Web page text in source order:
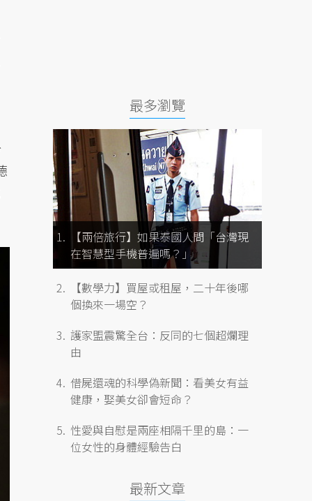
最多瀏覽
【兩倍旅行】如果泰國人問「台灣現
在智慧型手機普遍嗎？」
【數學力】買屋或租屋，二十年後哪
個換來一場空？
護家盟震驚全台：反同的七個超爛理
由
借屍還魂的科學偽新聞：看美女有益
健康，娶美女卻會短命？
性愛與自慰是兩座相隔千里的島：一
位女性的身體經驗告白
最新文章